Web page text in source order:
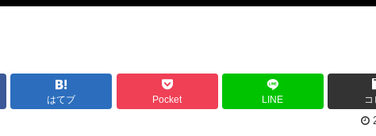
はてブ Pocket LINE
コ